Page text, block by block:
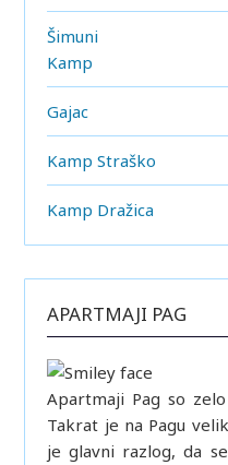
Šimuni
Kamp
Gajac
Kamp Straško
Kamp Dražica
APARTMAJI PAG
Apartmaji Pag so
Takrat je na Pagu
je glavni razlog, da